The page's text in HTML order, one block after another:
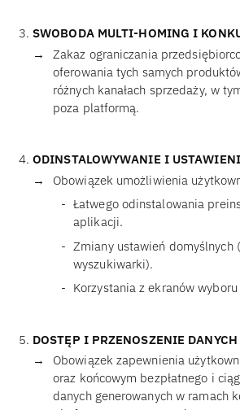
SWOBODA MULTI-HOMING I
Zakaz ograniczania
oferowania tych samych
różnych kanałach sprzedaży, w
poza platformą.
ODINSTALOWYWANIE I
Obowiązek umożliwienia
Łatwego odinstalowania
aplikacji.
Zmiany ustawień domyślnych
wyszukiwarki).
Korzystania z ekranów
DOSTĘP I PRZENOSZENIE DANYCH
Obowiązek zapewnienia
oraz końcowym bezpłatnego i
danych generowanych w ramach